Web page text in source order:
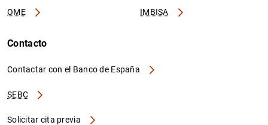
OME IMBISA
Contacto
Contactar con el Banco de España
SEBC
Solicitar cita previa